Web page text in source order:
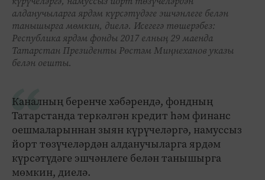
алданучыларга ярдәм күрсәтүдәге эшчәнлеге белән
танышырга мөмкин, диелә. Исегегә төшерәбез:
Республика ярдәм фонды 2017 елның 29 маенда
Татарстан Президенты Рөстәм Миңнеханов указы
белән оешты.
Каналның беренче хәбәрендә, фондның
Татарстанда теркәлгән кредит һәм финанс
оешмаларыннан зыян күрүчеләргә, намуссыз
йорт төзүчеләрдән алданучыларга ярдәм
күрсәтүдәге эшчәнлеге белән танышырга
мөмкин, диелә.